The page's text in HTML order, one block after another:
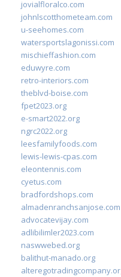
jovialfloralco.com
johnlscotthometeam.com
u-seehomes.com
watersportslagonissi.com
mischieffashion.com
eduwyre.com
retro-interiors.com
theblvd-boise.com
fpet2023.org
e-smart2022.org
ngrc2022.org
leesfamilyfoods.com
lewis-lewis-cpas.com
eleontennis.com
cyetus.com
bradfordshops.com
almadenranchsanjose.com
advocatevijay.com
adlibilimler2023.com
naswwebed.org
balithut-manado.org